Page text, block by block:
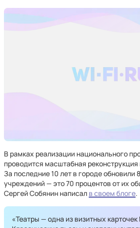
В рамках реализации национального
проводится масштабная реконструкция
За последние 10 лет в городе обновили
учреждений — это 70 процентов от их
Сергей Собянин написал в своем блоге.
«Театры — одна из визитных